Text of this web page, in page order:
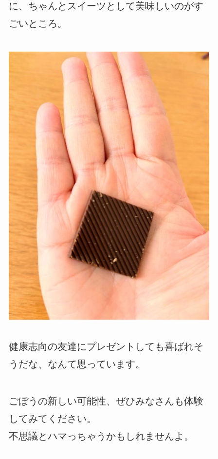
に、ちゃんとスイーツとして美味しいのがす
ごいところ。
健康志向の友達にプレゼントしても喜ばれそ
うだな、なんて思っています。
ごぼうの新しい可能性、ぜひみなさんも体験
してみてください。
不思議とハマっちゃうかもしれませんよ。